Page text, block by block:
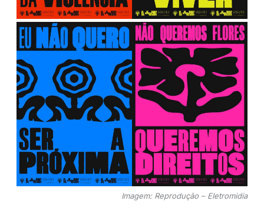
Imagem: Reprodução – Eletromidia